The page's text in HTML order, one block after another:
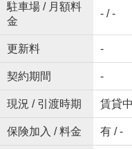
駐車場 / 月額料
金
- / -
更新料 -
契約期間 -
現況 / 引渡時期 賃貸
保険加入 / 料金 有 / -